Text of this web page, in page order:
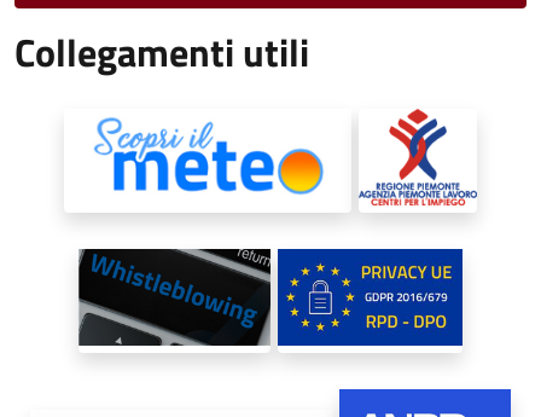
Collegamenti utili